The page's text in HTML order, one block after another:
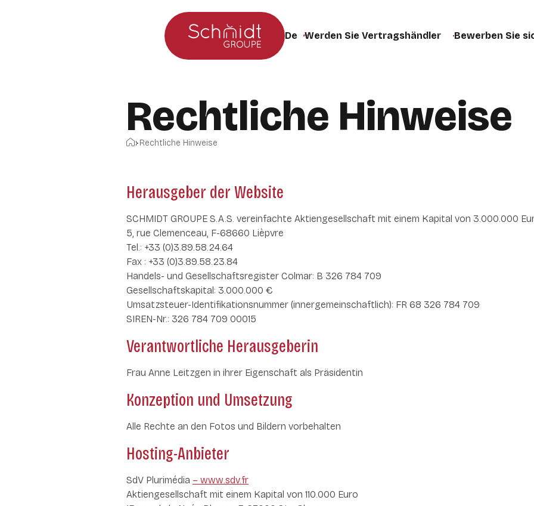
Sprache der Website ändern (die Seite wird bei der
Werden Sie Vertragshändler Bewerben Sie
Rechtliche Hinweise
Startseite
Rechtliche Hinweise
Herausgeber der Website
SCHMIDT GROUPE S.A.S. vereinfachte Aktiengesellschaft mit einem Kapital von 3.000.000
5, rue Clemenceau, F-68660 Lièpvre
Tel.: +33 (0)3.89.58.24.64
Fax : +33 (0)3.89.58.23.84
Handels- und Gesellschaftsregister Colmar: B 326 784 709
Gesellschaftskapital: 3.000.000 €
Umsatzsteuer-Identifikationsnummer (innergemeinschaftlich): FR 68 326 784 709
SIREN-Nr.: 326 784 709 00015
Verantwortliche Herausgeberin
Frau Anne Leitzgen in ihrer Eigenschaft als Präsidentin
Konzeption und Umsetzung
Alle Rechte an den Fotos und Bildern vorbehalten
Hosting-Anbieter
SdV Plurimédia – www.sdv.fr
Aktiengesellschaft mit einem Kapital von 110.000 Euro